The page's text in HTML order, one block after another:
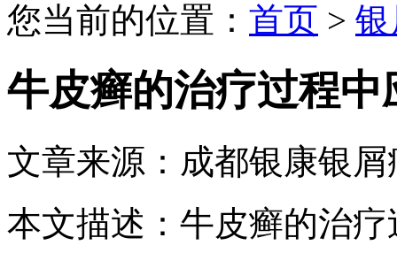
您当前的位置： 首页 >
牛皮癣的治疗过程
文章来源：成都银康银屑
本文描述：牛皮癣的治